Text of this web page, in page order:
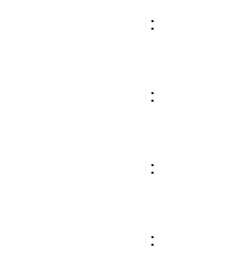
:
:
:
: